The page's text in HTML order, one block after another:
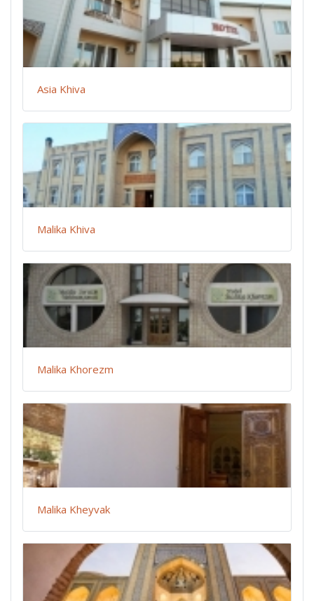
Asia Khiva
Malika Khiva
Malika Khorezm
Malika Kheyvak